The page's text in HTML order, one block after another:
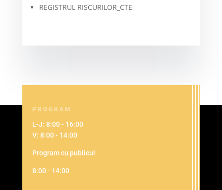
REGISTRUL RISCURILOR_CTE
PROGRAM
L-J: 8:00 - 16:00
V: 8:00 - 14:00
Program cu publicul
8:00 - 14:00